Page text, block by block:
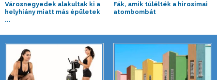
Városnegyedek alakultak ki a
helyhiány miatt más épületek
...
Fák, amik túlélték a hirosimai
atombombát